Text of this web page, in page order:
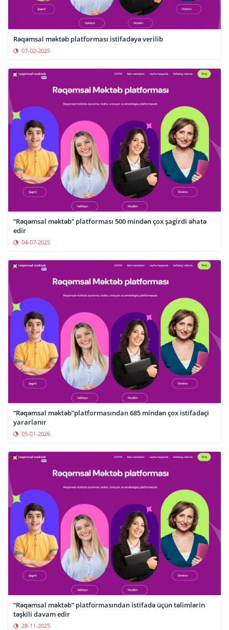
Rəqəmsal məktəb platforması istifadəyə verilib
07-02-2025
“Rəqəmsal məktəb” platforması 500 mindən çox şagirdi əhatə
edir
04-07-2025
“Rəqəmsal məktəb”platformasından 685 mindən çox istifadəçi
yararlanır
05-01-2026
“Rəqəmsal məktəb” platformasından istifadə üçün təlimlərin
təşkili davam edir
28-11-2025